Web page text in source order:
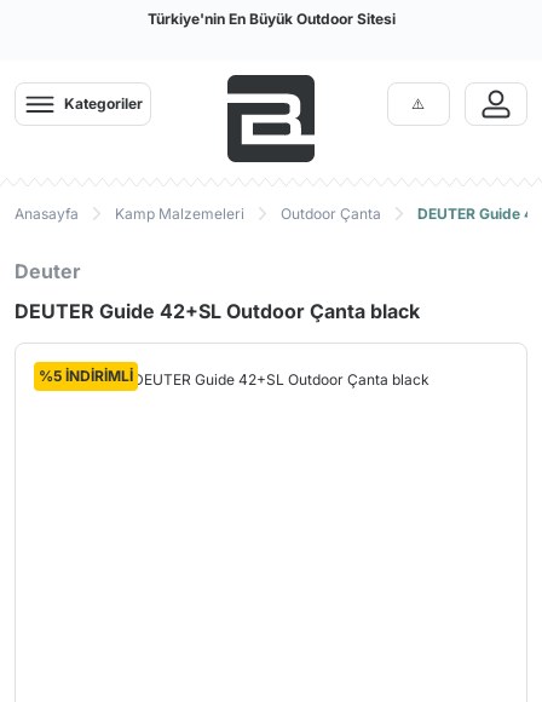
Türkiye'nin En Büyük Outdoor Sitesi
Kategoriler
Anasayfa Kamp Malzemeleri Outdoor Çanta DEUTER Guide
Deuter
DEUTER Guide 42+SL Outdoor Çanta black
%5 İNDİRİMLİ